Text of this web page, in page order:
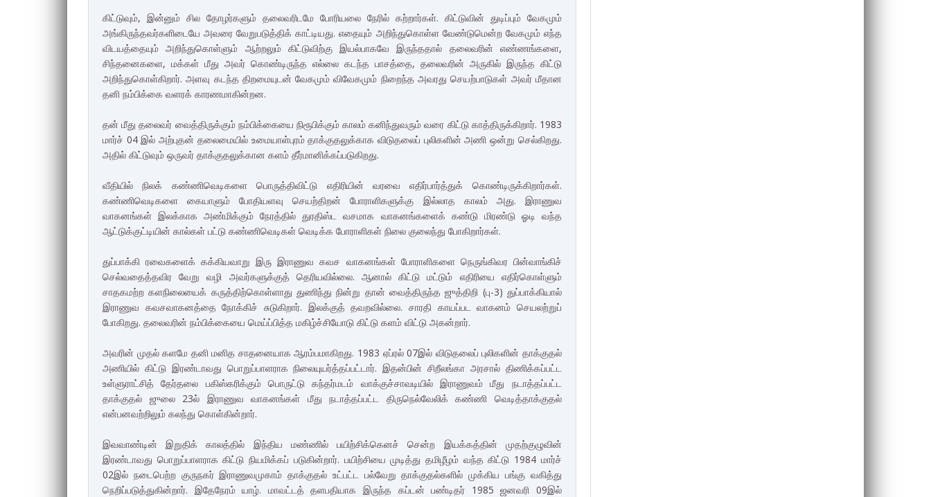
கிட்டுவும், இன்னும் சில தோழர்களும் தலைவரிடமே போரியலை நேரில் கற்றார்கள். கிட்டுவின் துடிப்பும் வேகமும்
அங்கிருந்தவர்களிடையே அவரை வேறுபடுத்திக் காட்டியது. எதையும் அறிந்துகொள்ள வேண்டுமென்ற வேகமும் எந்த
விடயத்தையும் அறிந்துகொள்ளும் ஆற்றலும் கிட்டுவிற்கு இயல்பாகவே இருந்ததால் தலைவரின் எண்ணங்களை,
சிந்தனைகளை, மக்கள் மீது அவர் கொண்டிருந்த எல்லை கடந்த பாசத்தை, தலைவரின் அருகில் இருந்த கிட்டு
அறிந்துகொள்கிறார். அளவு கடந்த திறமையுடன் வேகமும் விவேகமும் நிறைந்த அவரது செயற்பாடுகள் அவர் மீதான
தனி நம்பிக்கை வளரக் காரணமாகின்றன.
தன் மீது தலைவர் வைத்திருக்கும் நம்பிக்கையை நிரூபிக்கும் காலம் கனிந்துவரும் வரை கிட்டு காத்திருக்கிறார். 1983
மார்ச் 04 இல் அற்புதன் தலைமையில் உமையாள்புரம் தாக்குதலுக்காக விடுதலைப் புலிகளின் அணி ஒன்று செல்கிறது.
அதில் கிட்டுவும் ஒருவர் தாக்குதலுக்கான களம் தீர்மானிக்கப்படுகிறது.
வீதியில் நிலக் கண்ணிவெடிகளை பொருத்திவிட்டு எதிரியின் வரவை எதிர்பார்த்துக் கொண்டிருக்கிறார்கள்.
கண்ணிவெடிகளை கையாளும் போதியளவு செயற்திறன் போராளிகளுக்கு இல்லாத காலம் அது. இராணுவ
வாகனங்கள் இலக்காக அண்மிக்கும் நேரத்தில் துரதிஸ்ட வசமாக வாகனங்களைக் கண்டு மிரண்டு ஓடி வந்த
ஆட்டுக்குட்டியின் கால்கள் பட்டு கண்ணிவெடிகள் வெடிக்க போராளிகள் நிலை குலைந்து போகிறார்கள்.
துப்பாக்கி ரவைகளைக் கக்கியவாறு இரு இராணுவ கவச வாகனங்கள் போராளிகளை நெருங்கிவர பின்வாங்கிச்
செல்வதைத்தவிர வேறு வழி அவர்களுக்குத் தெரியவில்லை. ஆனால் கிட்டு மட்டும் எதிரியை எதிர்கொள்ளும்
சாதகமற்ற களநிலையைக் கருத்திற்கொள்ளாது துணிந்து நின்று தான் வைத்திருந்த ஜுத்திறி (பு-3) துப்பாக்கியால்
இராணுவ கவசவாகனத்தை நோக்கிச் சுடுகிறார். இலக்குத் தவறவில்லை. சாரதி காயப்பட வாகனம் செயலற்றுப்
போகிறது. தலைவரின் நம்பிக்கையை மெய்ப்பித்த மகிழ்ச்சியோடு கிட்டு களம் விட்டு அகன்றார்.
அவரின் முதல் களமே தனி மனித சாதனையாக ஆரம்பமாகிறது. 1983 ஏப்ரல் 07இல் விடுதலைப் புலிகளின் தாக்குதல்
அணியில் கிட்டு இரண்டாவது பொறுப்பாளராக நிலையுயர்த்தப்பட்டார். இதன்பின் சிறீலங்கா அரசால் திணிக்கப்பட்ட
உள்ளுராட்சித் தேர்தலை பகிஸ்கரிக்கும் பொருட்டு கந்தர்மடம் வாக்குச்சாவடியில் இராணுவம் மீது நடாத்தப்பட்ட
தாக்குதல் ஜுலை 23ல் இராணுவ வாகனங்கள் மீது நடாத்தப்பட்ட திருநெல்வேலிக் கண்ணி வெடித்தாக்குதல்
என்பனவற்றிலும் கலந்து கொள்கின்றார்.
இவவாண்டின் இறுதிக் காலத்தில் இந்திய மண்ணில் பயிற்சிக்கெனச் சென்ற இயக்கத்தின் முதற்குழுவின்
இரண்டாவது பொறுப்பாளராக கிட்டு நியமிக்கப் படுகின்றார். பயிற்சியை முடித்து தமிழீழம் வந்த கிட்டு 1984 மார்ச்
02இல் நடைபெற்ற குருநகர் இராணுவமுகாம் தாக்குதல் உட்பட்ட பல்வேறு தாக்குதல்களில் முக்கிய பங்கு வகித்து
நெறிப்படுத்துகின்றார். இதேநேரம் யாழ். மாவட்டத் தளபதியாக இருந்த கப்டன் பண்டிதர் 1985 ஜனவரி 09இல்